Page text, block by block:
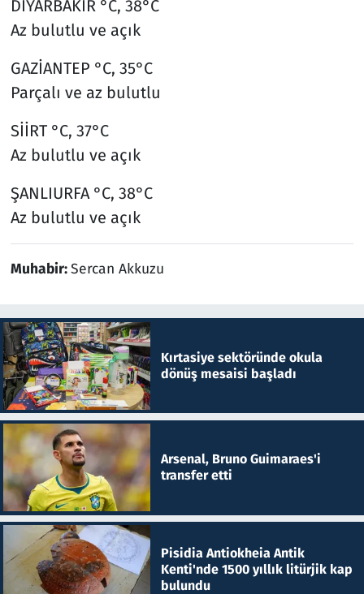
DİYARBAKIR °C, 38°C
Az bulutlu ve açık
GAZİANTEP °C, 35°C
Parçalı ve az bulutlu
SİİRT °C, 37°C
Az bulutlu ve açık
ŞANLIURFA °C, 38°C
Az bulutlu ve açık
Muhabir:Sercan Akkuzu
Kırtasiye sektöründe okula
dönüş mesaisi başladı
Arsenal, Bruno Guimaraes'i
transfer etti
Pisidia Antiokheia Antik
Kenti'nde 1500 yıllık litürjik kap
bulundu